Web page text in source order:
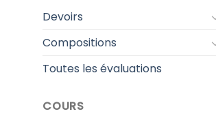
Devoirs
Compositions
Toutes les évaluations
COURS